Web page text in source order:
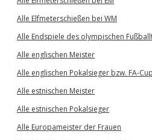
Alle Elfmeterschießen bei WM
Alle Endspiele des olympischen
Alle englischen Meister
Alle englischen Pokalsieger bzw. FA-
Alle estnischen Meister
Alle estnischen Pokalsieger
Alle Europameister der Frauen